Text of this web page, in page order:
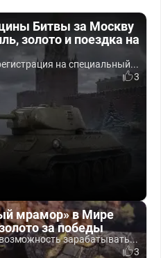
Битвы за Москву
золото и поездка на
на специальный...
3
мрамор» в Мире
за победы
зарабатывать...
3